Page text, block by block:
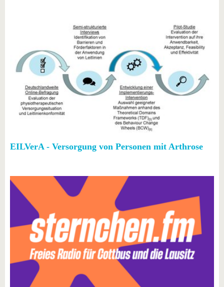
EILVerA - Versorgung von Personen mit Arthrose